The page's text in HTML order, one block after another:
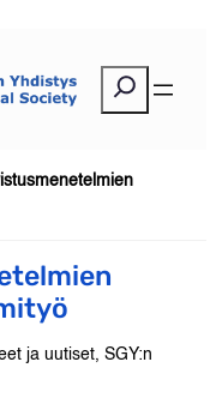
ja uutiset, SGY:n